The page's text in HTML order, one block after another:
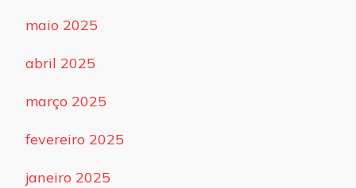
maio 2025
abril 2025
março 2025
fevereiro 2025
janeiro 2025